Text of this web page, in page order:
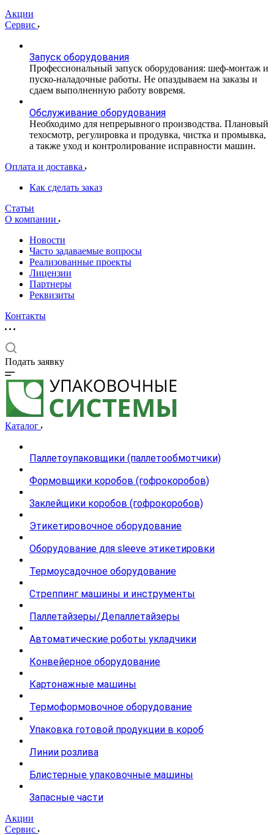
Акции
Сервис
Запуск оборудования
Профессиональный запуск оборудования: шеф-монтаж и
пуско-наладочные работы. Не опаздываем на заказы и
сдаем выполненную работу вовремя.
Обслуживание оборудования
Необходимо для непрерывного производства. Плановый
техосмотр, регулировка и продувка, чистка и промывка,
а также уход и контролирование исправности машин.
Оплата и доставка
Как сделать заказ
Статьи
О компании
Новости
Часто задаваемые вопросы
Реализованные проекты
Лицензии
Партнеры
Реквизиты
Контакты
Подать заявку
Каталог
Паллетоупаковщики (паллетообмотчики)
Формовщики коробов (гофрокоробов)
Заклейщики коробов (гофрокоробов)
Этикетировочное оборудование
Оборудование для sleeve этикетировки
Термоусадочное оборудование
Стреппинг машины и инструменты
Паллетайзеры/Депаллетайзеры
Автоматические роботы укладчики
Конвейерное оборудование
Картонажные машины
Термоформовочное оборудование
Упаковка готовой продукции в короб
Линии розлива
Блистерные упаковочные машины
Запасные части
Акции
Сервис